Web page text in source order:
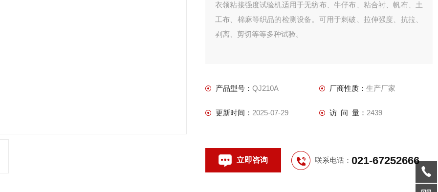
衣领粘接强度试验机适用于无纺布、牛仔布、粘合衬、帆布、土
工布、棉麻等织品的检测设备。可用于刺破、拉伸强度、抗拉、
剥离、剪切等等多种试验。
产品型号： QJ210A 厂商性质： 生产厂家
更新时间： 2025-07-29 访 问 量： 2439
立即咨询 联系电话： 021-67252666